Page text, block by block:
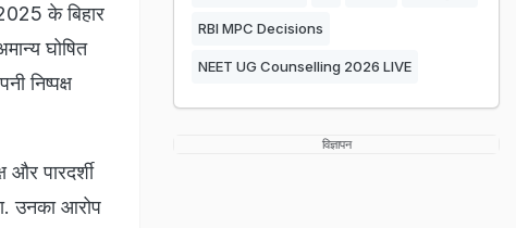
के बिहार
घोषित
निष्पक्ष
और पारदर्शी
उनका आरोप
RBI MPC Decisions
NEET UG Counselling 2026 LIVE
विज्ञापन